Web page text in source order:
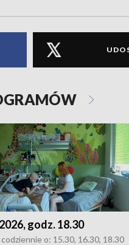
godz. 18.30
codziennie o: 15.30, 16.30, 18.30